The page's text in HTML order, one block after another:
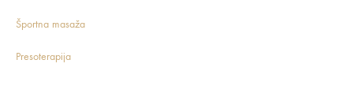
Športna masaža
Presoterapija